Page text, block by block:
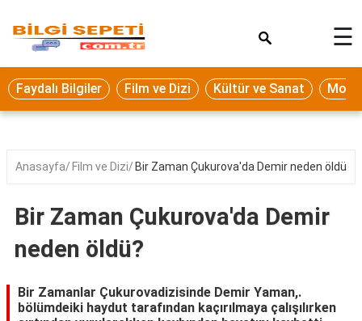
Eğitim
Ekonomi
Seyahat
Oyun
Yaşam
Hukuk
☰
Faydalı Bilgiler Film ve Dizi Kültür ve Sanat
Anasayfa Film ve Dizi Bir Zaman Çukurova'da Demir neden öldü?
Bir Zaman Çukurova'da Demir
neden öldü?
Bir Zamanlar Çukurovadizisinde Demir Yaman,.
bölümdeiki haydut tarafından kaçırılmaya çalışılırken